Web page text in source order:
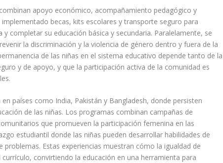
apoyo económico, acompañamiento pedagógico y
becas, kits escolares y transporte seguro para
completar su educación básica y secundaria. Paralelamente, se
la discriminación y la violencia de género dentro y fuera de la
de las niñas en el sistema educativo depende tanto de la
y de apoyo, y que la participación activa de la comunidad es
países como India, Pakistán y Bangladesh, donde persisten
de las niñas. Los programas combinan campañas de
que promueven la participación femenina en las
estudiantil donde las niñas pueden desarrollar habilidades de
Estas experiencias muestran cómo la igualdad de
convirtiendo la educación en una herramienta para